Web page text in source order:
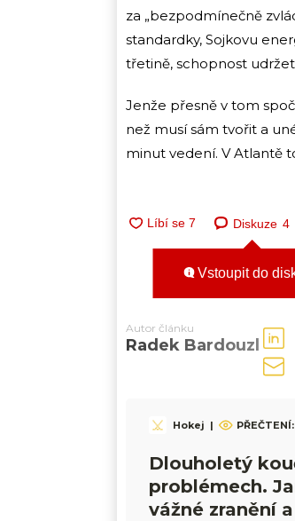
za „bezpodmínečně
standardky, Sojkovu
třetině, schopnost
Jenže přesně v tom
než musí sám tvořit a
minut vedení. V Atlantě
Diskuze 4
Vstoupit do
Autor článku
Radek Bardouzl
Hokej | PŘEČTENÍ:
Dlouholetý
problémech.
vážné zranění